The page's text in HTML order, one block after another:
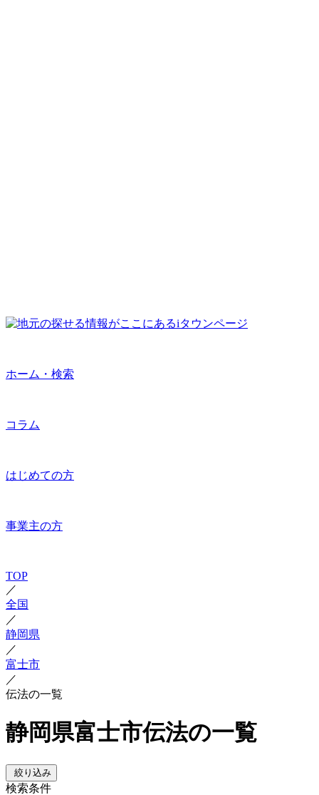
ホーム・検索
コラム
はじめての方
事業主の方
TOP
／
全国
／
静岡県
／
富士市
／
伝法の一覧
静岡県富士市伝法の一覧
絞り込み
検索条件